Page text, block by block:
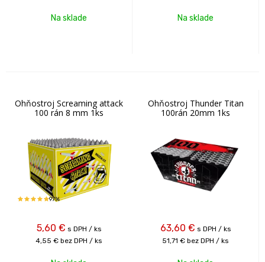
Na sklade Na sklade
Ohňostroj Screaming attack
100 rán 8 mm 1ks
97%
5,60 € s DPH / ks
4,55 € bez DPH / ks
Ohňostroj Thunder Titan
100rán 20mm 1ks
63,60 € s DPH / ks
51,71 € bez DPH / ks